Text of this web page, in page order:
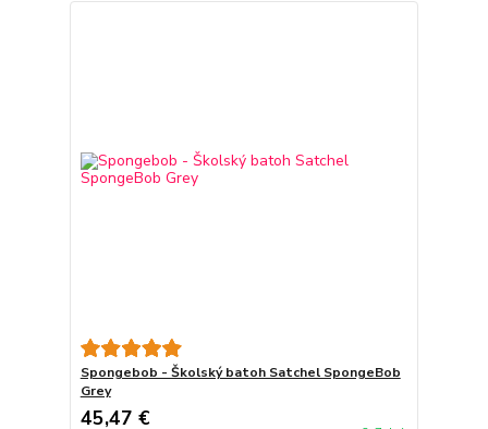
Spongebob - Školský batoh Satchel SpongeBob
Grey
45,47 €